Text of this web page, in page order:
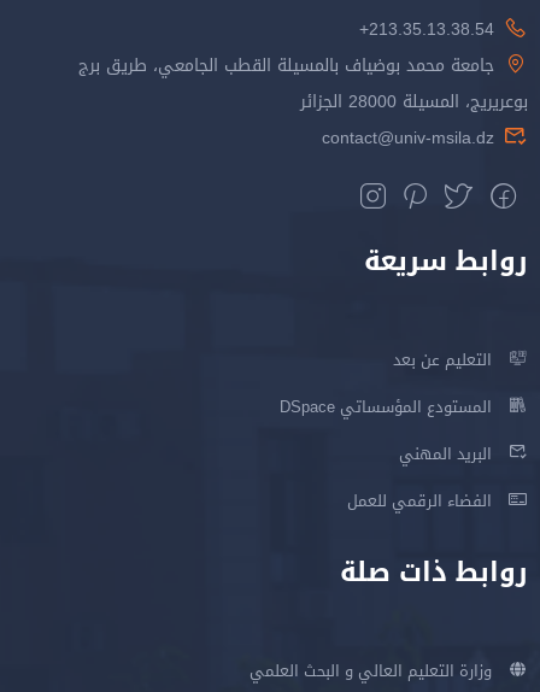
213.35.13.38.54+
جامعة محمد بوضياف بالمسيلة القطب الجامعي، طريق برج
بوعريريج، المسيلة 28000 الجزائر
contact@univ-msila.dz
روابط سريعة
التعليم عن بعد
المستودع المؤسساتي DSpace
البريد المهني
الفضاء الرقمي للعمل
روابط ذات صلة
وزارة التعليم العالي و البحث العلمي